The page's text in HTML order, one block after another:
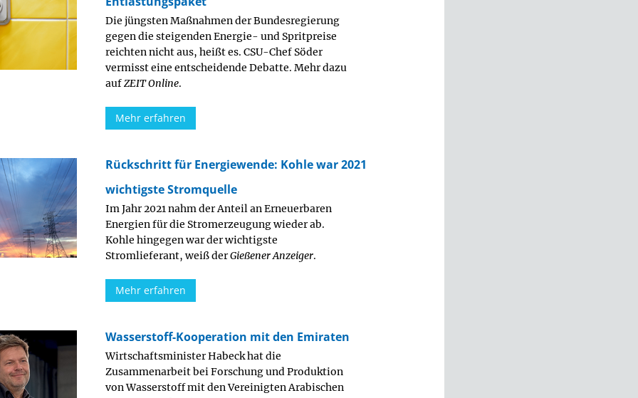
Die jüngsten Maßnahmen der Bundesregierung
gegen die steigenden Energie- und Spritpreise
reichten nicht aus, heißt es. CSU-Chef Söder
vermisst eine entscheidende Debatte. Mehr dazu
aufZEIT Online.
Mehr erfahren
Rückschritt für Energiewende: Kohle war 2021
wichtigste Stromquelle
Im Jahr 2021 nahm der Anteil an Erneuerbaren
Energien für die Stromerzeugung wieder ab.
Kohle hingegen war der wichtigste
Stromlieferant, weiß derGießener Anzeiger.
Mehr erfahren
Wasserstoff-Kooperation mit den Emiraten
Wirtschaftsminister Habeck hat die
Zusammenarbeit bei Forschung und Produktion
von Wasserstoff mit den Vereinigten Arabischen